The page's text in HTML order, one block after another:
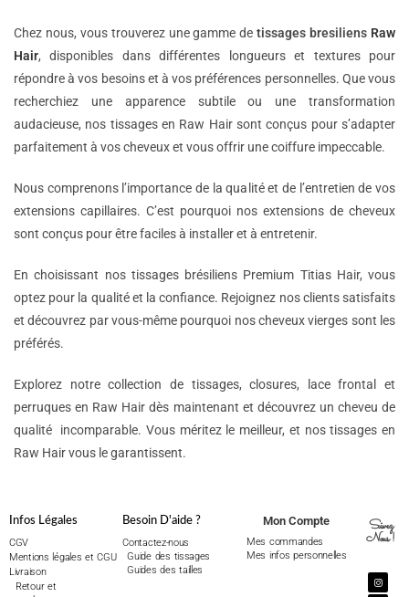
Chez nous, vous trouverez une gamme detissages bresiliens Raw
Hair, disponibles dans différentes longueurs et textures pour
répondre à vos besoins et à vos préférences personnelles. Que vous
recherchiez une apparence subtile ou une transformation
audacieuse, nos tissages en Raw Hair sont conçus pour s’adapter
parfaitement à vos cheveux et vous offrir une coiffure impeccable.
Nous comprenons l’importance de la qualité et de l’entretien de vos
extensions capillaires. C’est pourquoi nos extensions de cheveux
sont conçus pour être faciles à installer et à entretenir.
En choisissant nos tissages brésiliens Premium Titias Hair, vous
optez pour la qualité et la confiance. Rejoignez nos clients satisfaits
et découvrez par vous-même pourquoi nos cheveux vierges sont les
préférés.
Explorez notre collection de tissages, closures, lace frontal et
perruques en Raw Hair dès maintenant et découvrez un cheveu de
qualité incomparable. Vous méritez le meilleur, et nos tissages en
Raw Hair vous le garantissent.
Infos Légales
CGV
Mentions légales et CGU
Livraison
Retour et
Besoin D'aide ?
Contactez-nous
Guide des tissages
Guides des tailles
Mon Compte
Mes commandes
Mes infos personnelles
Suivez
Nous !